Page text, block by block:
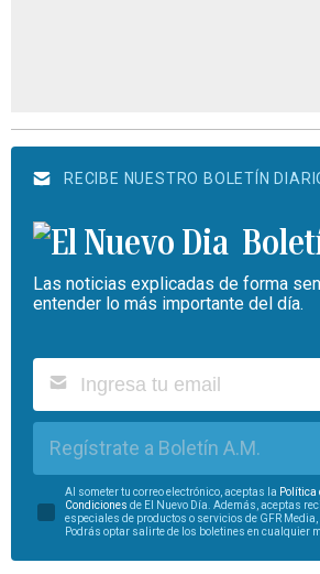
RECIBE NUESTRO BOLETÍN
Las noticias explicadas de forma
entender lo más importante del día.
Regístrate a Boletín A.M.
Al someter tu correo electrónico, aceptas la Política
Condiciones de El Nuevo Día. Además, aceptas
especiales de productos o servicios de GFR
Podrás optar salirte de los boletines en cualquier